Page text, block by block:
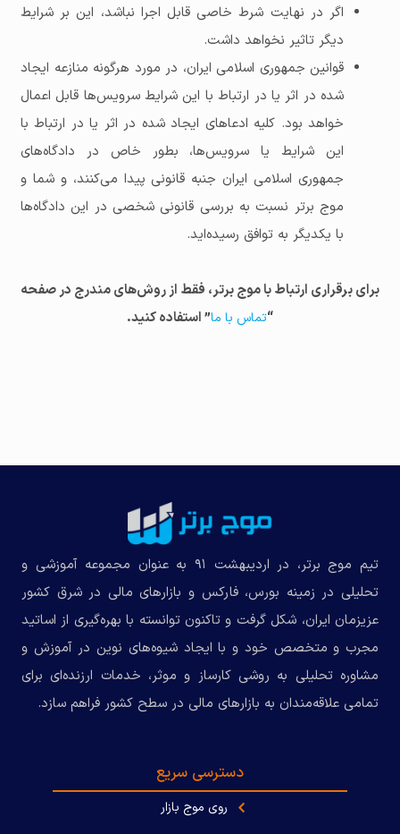
اگر در نهایت شرط خاصی قابل اجرا نباشد، این بر شرایط
دیگر تاثیر نخواهد داشت.
قوانین جمهوری اسلامی ایران، در مورد هرگونه منازعه ایجاد
شده در اثر یا در ارتباط با این شرایط سرویس‌ها قابل اعمال
خواهد بود. کلیه ادعاهای ایجاد شده در اثر یا در ارتباط با
این شرایط یا سرویس‌ها، بطور خاص در دادگاه‌های
جمهوری اسلامی ایران جنبه قانونی پیدا می‌کنند، و شما و
موج برتر نسبت به بررسی قانونی شخصی در این دادگاه‌ها
با یکدیگر به توافق رسیده‌اید.
برای برقراری ارتباط با موج برتر، فقط از روش‌های مندرج در صفحه
“تماس با ما” استفاده کنید.
تیم موج برتر، در اردیبهشت ۹۱ به عنوان مجموعه‌ آموزشی و
تحلیلی در زمینه بورس، فارکس و بازارهای مالی در شرق کشور
عزیزمان ایران، شکل گرفت و تاکنون توانسته با بهره‌گیری از اساتید
مجرب و متخصص خود و با ایجاد شیوه‌های نوین در آموزش و
مشاوره تحلیلی به روشی کارساز و موثر، خدمات ارزنده‌ای برای
تمامی علاقه‌مندان به بازارهای مالی در سطح کشور فراهم سازد.
دسترسی سریع
روی موج بازار